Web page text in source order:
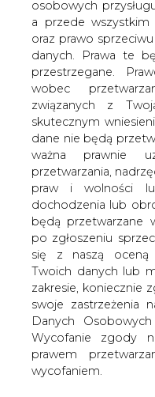
osobowych
a przede
oraz prawo
danych. Prawa te
przestrzegane.
wobec
związanych z
skutecznym
dane nie będą
ważna prawnie
przetwarzania,
praw i wolności
dochodzenia lub
będą przetwarzane
po zgłoszeniu
się z naszą oceną
Twoich danych lub
zakresie, koniecznie
swoje zastrzeżenia
Danych
Wycofanie zgody
prawem
wycofaniem.
Podwyżka VAT
Inflacja będzie
nadchodzących
1. Podniesienie stawki
kwietnia 2024 roku
czasu.
2. Większa część
uwzględnionych w
przez sklepy.
3. Od tego tygodnia za